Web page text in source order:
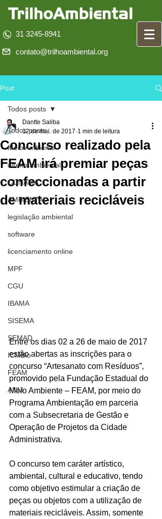
31 3245-8941
contato@trilhoambiental.org
Post
Todos posts
Meio Ambiente
direito ambiental
CONAMA
AMBIENTAL
legislação ambiental
software
licenciamento online
MPF
CGU
IBAMA
SISEMA
SEMAD
ICMBio
FEAM
ANM
Todos posts
Concurso realizado pela
FEAM irá premiar peças
confeccionadas a partir
de materiais recicláveis
Dantte Saliba
12 de mai. de 2017 1 min de leitura
Entre os dias 02 a 26 de maio de 2017
estão abertas as inscrições para o
concurso “Artesanato com Resíduos”,
promovido pela Fundação Estadual do
Meio Ambiente – FEAM, por meio do
Programa Ambientação em parceria
com a Subsecretaria de Gestão e
Operação de Projetos da Cidade
Administrativa.
O concurso tem caráter artístico,
ambiental, cultural e educativo, tendo
como objetivo estimular a criação de
peças ou objetos com a utilização de
materiais recicláveis. Assim, somente